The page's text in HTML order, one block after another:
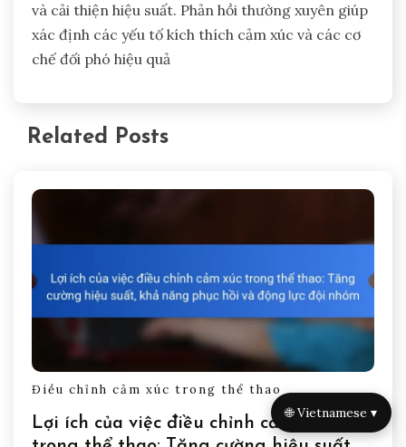
có thể tham gia vào việc tự phản ánh, thực hành
chánh niệm và giao tiếp cởi mở. Những bước này
nâng cao các hệ thống điều chỉnh cảm xúc, tăng
kích thích, trong khi chánh niệm thúc đẩy nhận
việc chia sẻ cảm xúc, thúc đẩy khả năng phục hồi
tinh thần và sự gắn kết trong đội.
tối ưu hóa các chiến lược điều chỉnh
cảm xúc?
Các vòng phản hồi nâng cao các chiến lược điều
chỉnh cảm xúc bằng cách cho phép các vận động
viên đánh giá phản ứng cảm xúc của họ và điều
🌐 Vietnamese ▾